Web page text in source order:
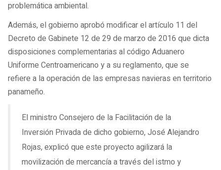
problemática ambiental.
Además, el gobierno aprobó modificar el artículo 11 del
Decreto de Gabinete 12 de 29 de marzo de 2016 que dicta
disposiciones complementarias al código Aduanero
Uniforme Centroamericano y a su reglamento, que se
refiere a la operación de las empresas navieras en territorio
panameño.
El ministro Consejero de la Facilitación de la
Inversión Privada de dicho gobierno, José Alejandro
Rojas, explicó que este proyecto agilizará la
movilización de mercancía a través del istmo y